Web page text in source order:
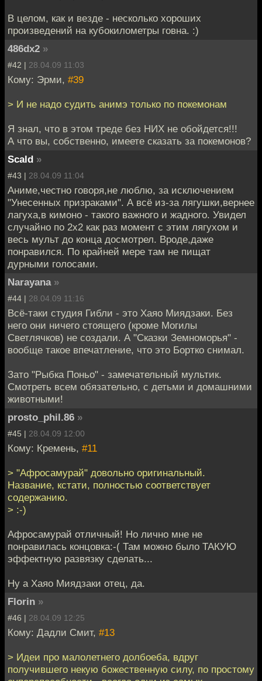
В целом, как и везде - несколько хороших
произведений на кубокилометры говна. :)
486dx2 »
#42 | 28.04.09 11:03
Кому: Эрми, #39
> И не надо судить анимэ только по покемонам
Я знал, что в этом треде без НИХ не обойдется!!!
А что вы, собственно, имеете сказать за покемонов?
Scald »
#43 | 28.04.09 11:04
Аниме,честно говоря,не люблю, за исключением
"Унесенных призраками". А всё из-за лягушки,вернее
лагуха,в кимоно - такого важного и жадного. Увидел
случайно по 2х2 как раз момент с этим лягухом и
весь мульт до конца досмотрел. Вроде,даже
понравился. По крайней мере там не пищат
дурными голосами.
Narayana »
#44 | 28.04.09 11:16
Всё-таки студия Гибли - это Хаяо Миядзаки. Без
него они ничего стоящего (кроме Могилы
Светлячков) не создали. А "Сказки Земноморья" -
вообще такое впечатление, что это Бортко снимал.
Зато "Рыбка Поньо" - замечательный мультик.
Смотреть всем обязательно, с детьми и домашними
животными!
prosto_phil.86 »
#45 | 28.04.09 12:00
Кому: Кремень, #11
> "Афросамурай" довольно оригинальный.
Название, кстати, полностью соответствует
содержанию.
> :-)
Афросамурай отличный! Но лично мне не
понравилась концовка:-( Там можно было ТАКУЮ
эффектную развязку сделать...
Ну а Хаяо Миядзаки отец, да.
Florin »
#46 | 28.04.09 12:25
Кому: Дадли Смит, #13
> Идеи про малолетнего долбоеба, вдруг
получившего некую божественную силу, по простому